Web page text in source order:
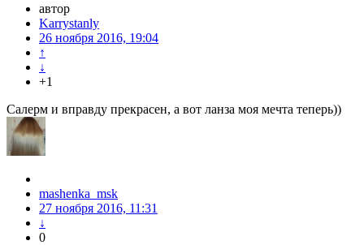
автор
Karrystanly
26 ноября 2016, 19:04
↑
↓
+1
Салерм и вправду прекрасен, а вот ланза моя мечта теперь))
mashenka_msk
27 ноября 2016, 11:31
↓
0